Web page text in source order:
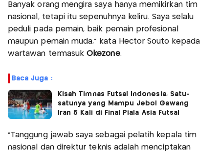
Banyak orang mengira saya hanya memikirkan tim
nasional, tetapi itu sepenuhnya keliru. Saya selalu
peduli pada pemain, baik pemain profesional
maupun pemain muda,” kata Hector Souto kepada
wartawan termasuk Okezone.
Baca Juga :
Kisah Timnas Futsal Indonesia, Satu-
satunya yang Mampu Jebol Gawang
Iran 5 Kali di Final Piala Asia Futsal
“Tanggung jawab saya sebagai pelatih kepala tim
nasional dan direktur teknis adalah menciptakan